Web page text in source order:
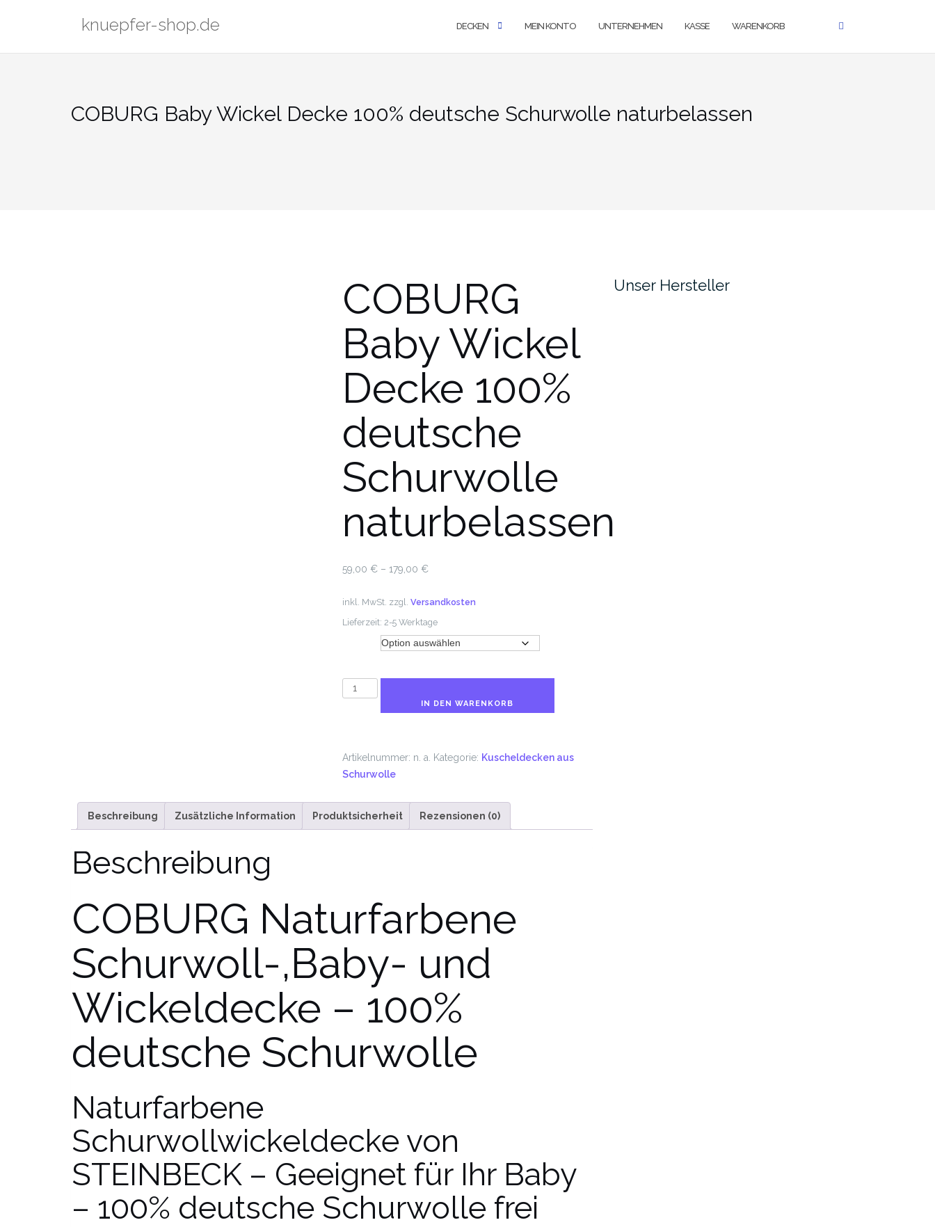
knuepfer-shop.de DECKEN MEIN KONTO UNTERNEHMEN KASSE WARENKORB
COBURG Baby Wickel Decke 100% deutsche Schurwolle naturbelassen
COBURG
Baby Wickel
Decke 100%
deutsche
Schurwolle
naturbelassen
59,00 € – 179,00 €
inkl. MwSt. zzgl. Versandkosten
Lieferzeit: 2-5 Werktage
COBURG
100%
deutsche
naturbelassen
Menge
IN DEN WARENKORB
Artikelnummer: n. a. Kategorie: Kuscheldecken aus
Schurwolle
Beschreibung Zusätzliche Information Produktsicherheit Rezensionen (0)
Beschreibung
COBURG Naturfarbene
Schurwoll-,Baby- und
Wickeldecke – 100%
deutsche Schurwolle
Naturfarbene
Schurwollwickeldecke von
STEINBECK – Geeignet für Ihr Baby
– 100% deutsche Schurwolle frei
Unser Hersteller